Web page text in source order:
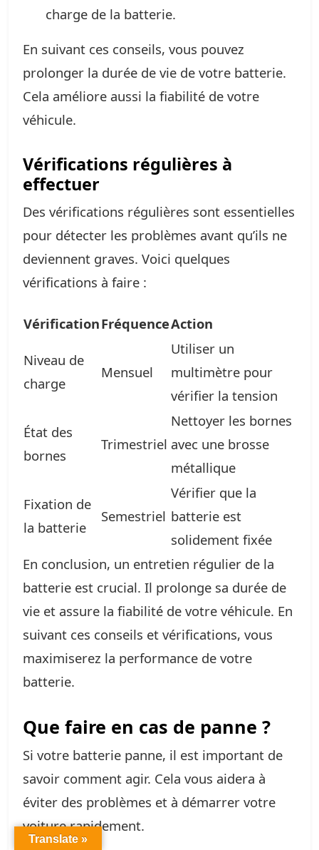
charge de la batterie.
En suivant ces conseils, vous pouvez
prolonger la durée de vie de votre batterie.
Cela améliore aussi la fiabilité de votre
véhicule.
Vérifications régulières à
effectuer
Des vérifications régulières sont essentielles
pour détecter les problèmes avant qu’ils ne
deviennent graves. Voici quelques
vérifications à faire :
VérificationFréquenceAction
Niveau de
charge
Mensuel
Utiliser un
multimètre pour
vérifier la tension
État des
bornes
Trimestriel
Nettoyer les bornes
avec une brosse
métallique
Fixation de
la batterie
Semestriel
Vérifier que la
batterie est
solidement fixée
En conclusion, un entretien régulier de la
batterie est crucial. Il prolonge sa durée de
vie et assure la fiabilité de votre véhicule. En
suivant ces conseils et vérifications, vous
maximiserez la performance de votre
batterie.
Que faire en cas de panne ?
Si votre batterie panne, il est important de
savoir comment agir. Cela vous aidera à
éviter des problèmes et à démarrer votre
voiture rapidement.
Translate »